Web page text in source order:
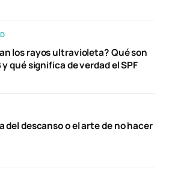
los rayos ultravioleta? Qué son
y qué significa de verdad el SPF
del descanso o el arte de no hacer